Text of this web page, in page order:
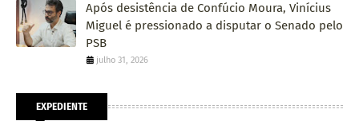
Após desistência de Confúcio Moura, Vinícius
Miguel é pressionado a disputar o Senado pelo
PSB
julho 31, 2026
EXPEDIENTE